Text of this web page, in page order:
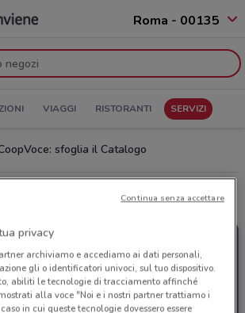
Roma - 00135
VIAGGI RISTORANTI SERVIZI
sfoglia il Catalogo
volantino CoopVoce
privacy
archiviamo e accediamo ai dati personali,
gli o identificatori univoci, sul tuo dispositivo.
abiliti le tecnologie di tracciamento affinché
alla voce "Noi e i nostri partner trattiamo i
in cui queste tecnologie dovessero essere
Continua senza accettare